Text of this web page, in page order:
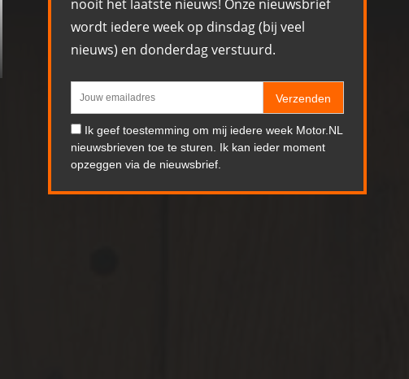
nooit het laatste nieuws! Onze nieuwsbrief
wordt iedere week op dinsdag (bij veel
nieuws) en donderdag verstuurd.
Verzenden
Ik geef toestemming om mij iedere week Motor.NL
nieuwsbrieven toe te sturen. Ik kan ieder moment
opzeggen via de nieuwsbrief.